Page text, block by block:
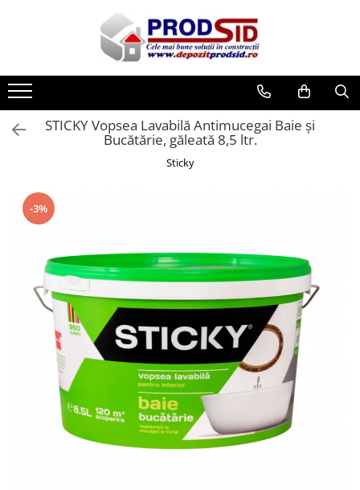
Toate Produsele
Materiale pentru construcții
Ciment și adezivi
Adezivi
Glet, Ipsos
Tencuieli
Cuie construcții
Sârmă ghimpată
Sârmă laminată (tip NATO)
Sârmă neagră
Sârmă zincată
Elemente de placare
Accesorii gips carton
Plăci gips carton
STICKY Vopsea Lavabilă Antimucegai Baie şi
Bucătărie, găleată 8,5 ltr.
Sticky
-3%